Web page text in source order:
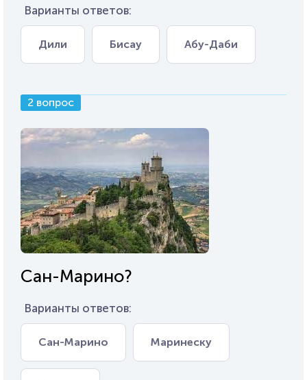
Варианты ответов:
Дили Бисау Абу-Даби
2 вопрос
Сан-Марино?
Варианты ответов:
Сан-Марино Маринеску